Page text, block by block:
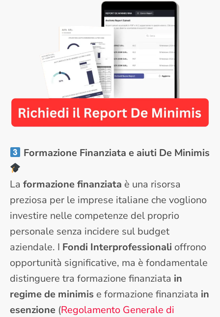
Formazione Finanziata e aiuti De Minimis
La formazione finanziata è una risorsa
preziosa per le imprese italiane che vogliono
investire nelle competenze del proprio
personale senza incidere sul budget
aziendale. I Fondi Interprofessionali offrono
opportunità significative, ma è fondamentale
distinguere tra formazione finanziata in
regime de minimis e formazione finanziata in
esenzione (Regolamento Generale di